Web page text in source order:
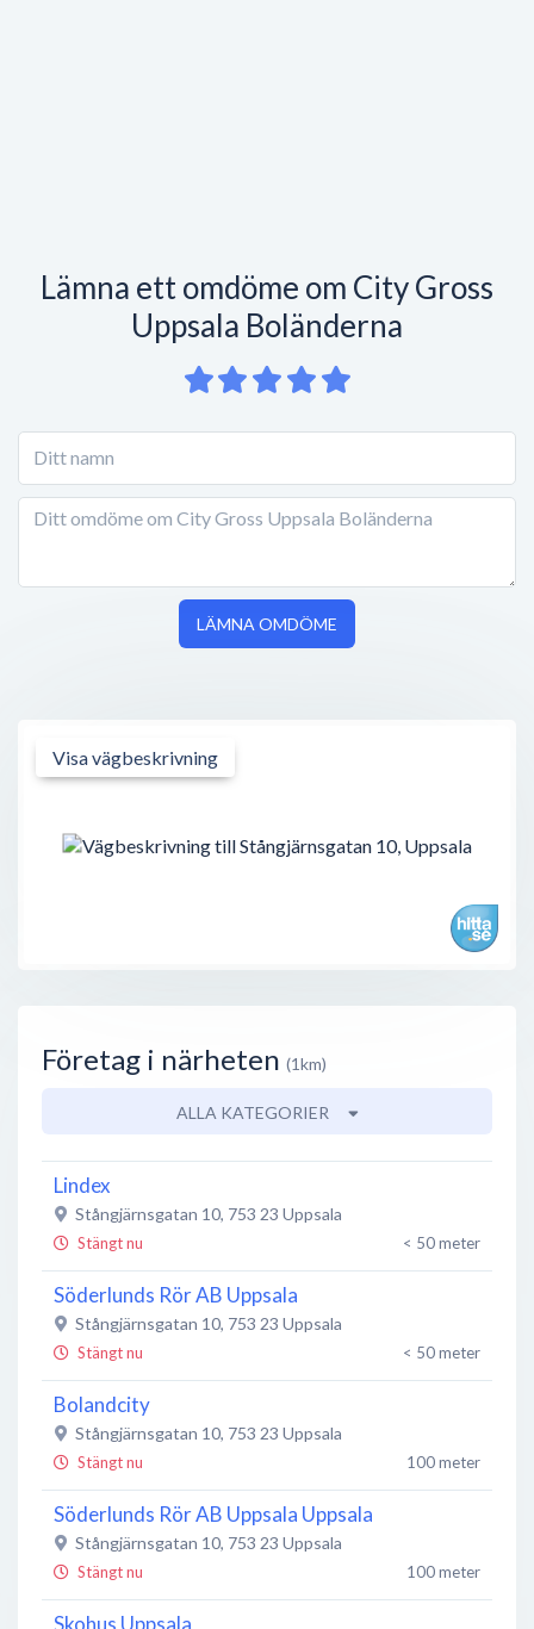
Lämna ett omdöme om City Gross
Uppsala Boländerna
LÄMNA OMDÖME
Visa vägbeskrivning
Företag i närheten (1km)
ALLA KATEGORIER
Lindex
Stångjärnsgatan 10, 753 23 Uppsala
Stängt nu < 50 meter
Söderlunds Rör AB Uppsala
Stångjärnsgatan 10, 753 23 Uppsala
Stängt nu < 50 meter
Bolandcity
Stångjärnsgatan 10, 753 23 Uppsala
Stängt nu 100 meter
Söderlunds Rör AB Uppsala Uppsala
Stångjärnsgatan 10, 753 23 Uppsala
Stängt nu 100 meter
Skohus Uppsala